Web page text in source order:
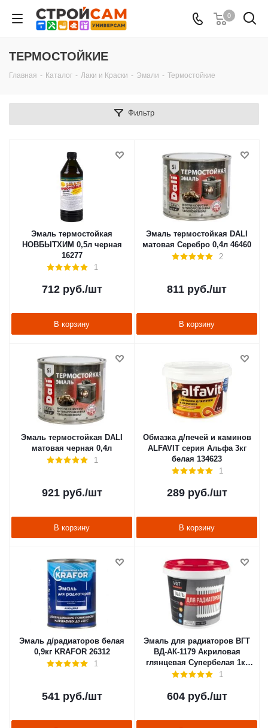
0
ТЕРМОСТОЙКИЕ
Главная - Каталог - Лаки и Краски - Эмали - Термостойкие
Фильтр
Эмаль термостойкая
НОВБЫТХИМ 0,5л черная
16277
1
712руб./шт
В корзину
Эмаль термостойкая DALI
матовая Серебро 0,4л 46460
2
811 руб./шт
В корзину
Эмаль термостойкая DALI
матовая черная 0,4л
1
921руб./шт
В корзину
Обмазка д/печей и каминов
ALFAVIT серия Альфа 3кг
белая 134623
1
289руб./шт
В корзину
Эмаль д/радиаторов белая
0,9кг KRAFOR 26312
1
541руб./шт
Эмаль для радиаторов ВГТ
ВД-АК-1179 Акриловая
глянцевая Супербелая 1кг
17266
1
604руб./шт